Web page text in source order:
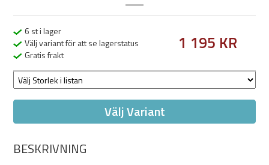
6 st i lager
Välj variant för att se lagerstatus
Gratis frakt
1 195 KR
Välj Variant
BESKRIVNING